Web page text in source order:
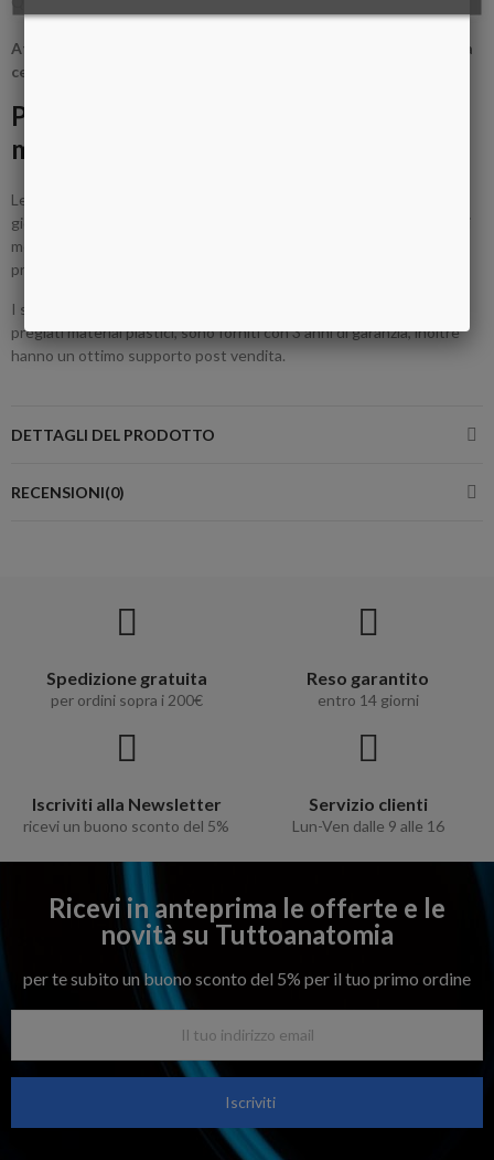
Attenzione: per acquistare questo simulatore è necessaria una
certificazione di utilizzo in ambito medico o di formazione
Perchè acquistare un simulatore
medico?
Le scuole di medicina, gli enti di formazione e di specializzazione per
giovani medici utilizzano i simulatori per l'addestramento dei giovani
medici alle pratiche che poi dovranno affrontare nella loro vita
professonale.
I simulatori medici Erler Zimmer sono tutti realizzati in Germania, in
pregiati material plastici, sono forniti con 3 anni di garanzia, inoltre
hanno un ottimo supporto post vendita.
DETTAGLI DEL PRODOTTO
RECENSIONI(0)
Spedizione gratuita
per ordini sopra i 200€
Reso garantito
entro 14 giorni
Iscriviti alla Newsletter
ricevi un buono sconto del 5%
Servizio clienti
Lun-Ven dalle 9 alle 16
Ricevi in anteprima le offerte e le
novità su Tuttoanatomia
per te subito un buono sconto del 5% per il tuo primo ordine
Iscriviti